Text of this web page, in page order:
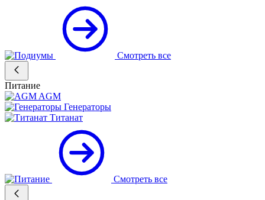
Смотреть все
Питание
AGM
Генераторы
Титанат
Смотреть все